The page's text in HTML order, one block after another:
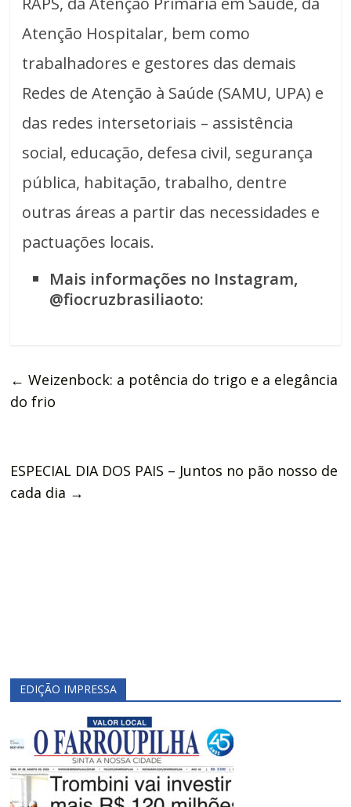
Atenção Hospitalar, bem como
trabalhadores e gestores das demais
Redes de Atenção à Saúde (SAMU, UPA) e
das redes intersetoriais – assistência
social, educação, defesa civil, segurança
pública, habitação, trabalho, dentre
outras áreas a partir das necessidades e
pactuações locais.
Mais informações no Instagram,
@fiocruzbrasiliaoto:
← Weizenbock: a potência do trigo e a elegância
do frio
ESPECIAL DIA DOS PAIS – Juntos no pão nosso de
cada dia →
EDIÇÃO IMPRESSA